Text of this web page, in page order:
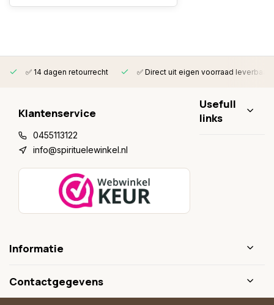
✅ 14 dagen retourrecht ✅ Direct uit eigen voorraad leverbaar
Klantenservice
0455113122
info@spirituelewinkel.nl
Usefull
links
Informatie
Contactgegevens